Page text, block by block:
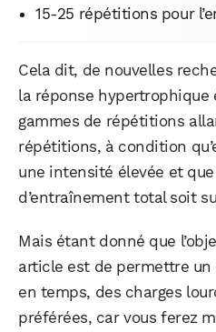
15-25 répétitions pour
Cela dit, de nouvelles
la réponse hypertrophique
gammes de répétitions
répétitions, à condition
une intensité élevée et
d’entraînement total soit
Mais étant donné que
article est de permettre
en temps, des charges
préférées, car vous ferez